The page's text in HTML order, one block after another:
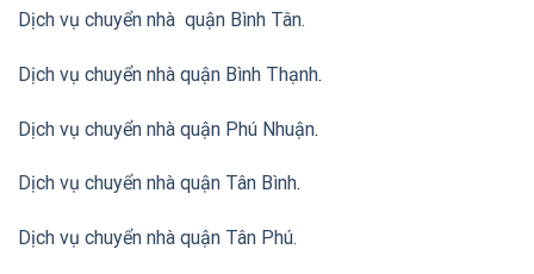
Dịch vụ chuyển nhà quận Bình Tân.
Dịch vụ chuyển nhà quận Bình Thạnh.
Dịch vụ chuyển nhà quận Phú Nhuận.
Dịch vụ chuyển nhà quận Tân Bình.
Dịch vụ chuyển nhà quận Tân Phú.